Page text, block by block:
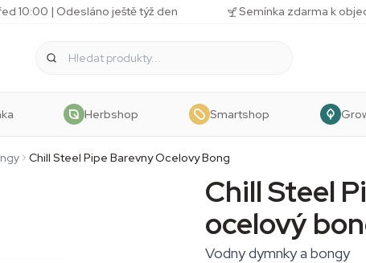
10:00 | Odesláno ještě týž den Semínka zdarma k
Herbshop Smartshop
Chill Steel Pipe Barevny Ocelovy Bong
Chill Steel
ocelový
Vodny dymnky a bongy